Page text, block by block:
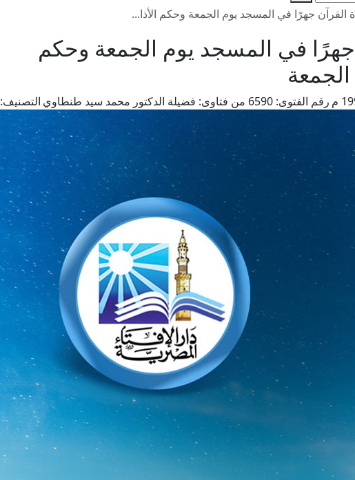
القرآن جهرًا في المسجد يوم الجمعة وحكم الأذا...
جهرًا في المسجد يوم الجمعة وحكم
الجمعة
رقم الفتوى: 6590 من فتاوى: فضيلة الدكتور محمد سيد طنطاوي التصنيف: